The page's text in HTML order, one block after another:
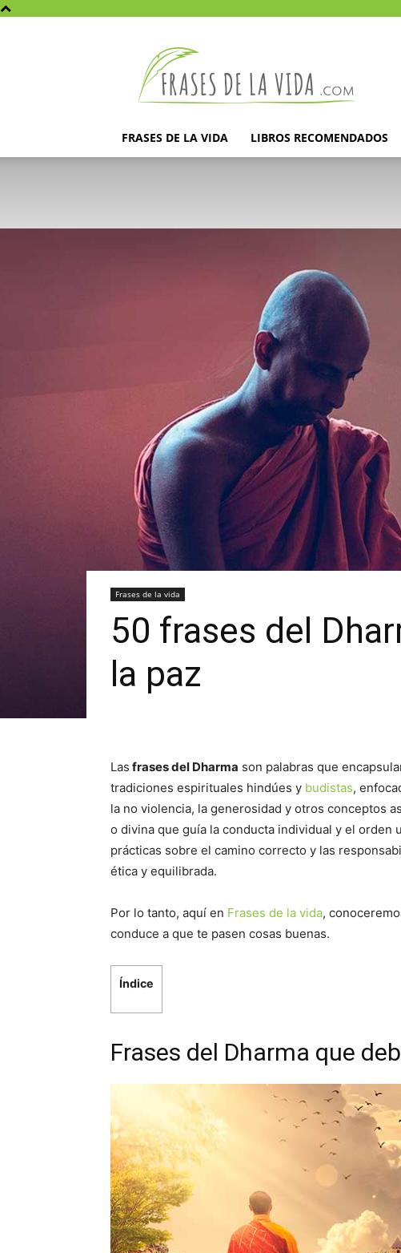
la
vida
FRASES DE LA VIDA LIBROS RECOMENDADOS
Frases de la vida
50 frases del
la paz
Las frases del Dharma son palabras que
tradiciones espirituales hindúes y budistas,
la no violencia, la generosidad y otros conceptos
o divina que guía la conducta individual y el orden
prácticas sobre el camino correcto y las
ética y equilibrada.
Por lo tanto, aquí en Frases de la vida,
conduce a que te pasen cosas buenas.
Índice
Frases del Dharma que